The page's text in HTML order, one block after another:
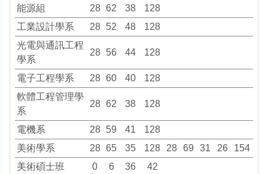
能源組
28 62 38
128
工業設計學系
28 52 48
128
光電與通訊工程
學系
28 56 44 128
電子工程學系 28 60 40
128
軟體工程管理學
系
28 62 38 128
電機系 28 59 41
128
美術學系
28 65 35 128 28 69 31 26
154
美術碩士班
0 6 36 42